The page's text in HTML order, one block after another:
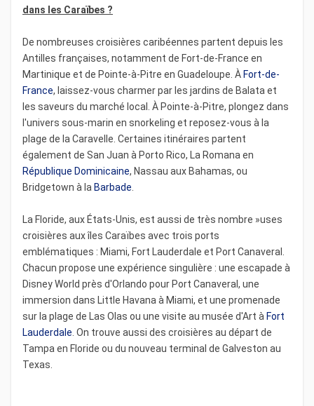
dans les Caraïbes ?
De nombreuses croisières caribéennes partent depuis les
Antilles françaises, notamment de Fort-de-France en
Martinique et de Pointe-à-Pitre en Guadeloupe. À Fort-de-
France, laissez-vous charmer par les jardins de Balata et
les saveurs du marché local. À Pointe-à-Pitre, plongez dans
l'univers sous-marin en snorkeling et reposez-vous à la
plage de la Caravelle. Certaines itinéraires partent
également de San Juan à Porto Rico, La Romana en
République Dominicaine, Nassau aux Bahamas, ou
Bridgetown à la Barbade
La Floride, aux États-Unis, est aussi de très nombre »uses
croisières aux îles Caraïbes avec trois ports
emblématiques : Miami, Fort Lauderdale et Port Canaveral.
Chacun propose une expérience singulière : une escapade à
Disney World près d'Orlando pour Port Canaveral, une
immersion dans Little Havana à Miami, et une promenade
sur la plage de Las Olas ou une visite au musée d'Art à Fort
Lauderdale . On trouve aussi des croisières au départ de
Tampa en Floride ou du nouveau terminal de Galveston au
Texas.